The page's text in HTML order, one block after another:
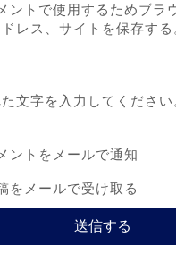
ントで使用するためブラ
レス、サイトを保存する
た文字を入力してください
ントをメールで通知
をメールで受け取る